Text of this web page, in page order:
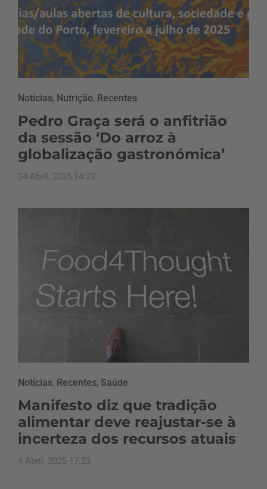
Notícias, Nutrição, Recentes
Pedro Graça será o anfitrião
da sessão ‘Do arroz à
globalização gastronómica’
24 Abril, 2025 14:22
Notícias, Recentes, Saúde
Manifesto diz que tradição
alimentar deve reajustar-se à
incerteza dos recursos atuais
4 Abril, 2025 17:23